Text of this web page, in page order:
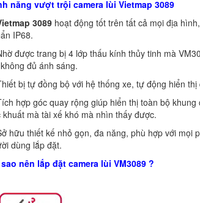
năng vượt trội camera lùi Vietmap 3089
3089 hoạt động tốt trên tất cả mọi địa
IP68.
được trang bị 4 lớp thấu kính thủy tinh mà
đủ ánh sáng.
bị tự đồng bộ với hệ thống xe, tự động hiển
hợp góc quay rộng giúp hiển thị toàn bộ
khuất mà tài xế khó mà nhìn thấy được.
hữu thiết kế nhỏ gọn, đa năng, phù hợp với mọi
dùng lắp đặt.
nên lắp đặt camera lùi VM3089 ?